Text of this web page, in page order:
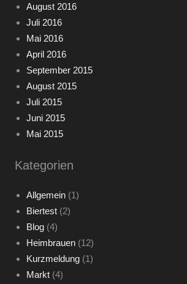
August 2016
Juli 2016
Mai 2016
April 2016
September 2015
August 2015
Juli 2015
Juni 2015
Mai 2015
Kategorien
Allgemein(1)
Biertest(2)
Blog(4)
Heimbrauen(12)
Kurzmeldung(1)
Markt(4)